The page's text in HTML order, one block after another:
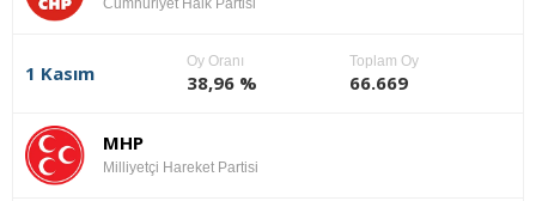
Cumhuriyet Halk Partisi
1 Kasım
Oy Oranı
38,96 %
Toplam Oy
66.669
MHP
Milliyetçi Hareket Partisi